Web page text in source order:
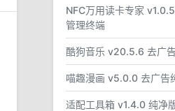
NFC万用读卡专家
管理终端
酷狗音乐 v20.5.6 去广
喵趣漫画 v5.0.0 去广告
适配工具箱 v1.4.0 纯净